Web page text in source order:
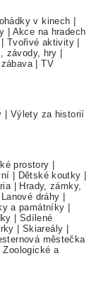
v kinech
Akce na hradech
Tvořivé aktivity
závody, hry
|TV
Výlety za historií
prostory
Dětské koutky
|
Hrady, zámky,
Lanové dráhy
a památníky
Sdílené
Skiareály
městečka
|Zoologické a